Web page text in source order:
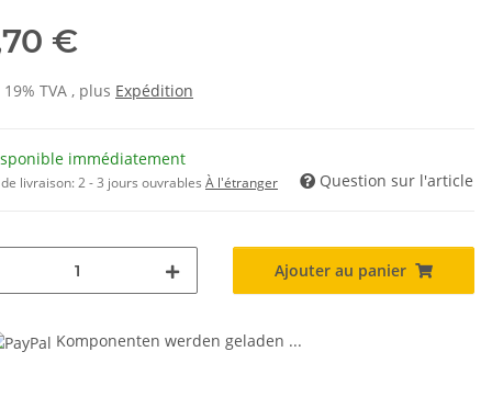
€
TVA , plus Expédition
immédiatement
livraison:2 - 3 jours ouvrables À l'étranger Question sur l'article
Ajouter au panier
Komponenten werden geladen ...